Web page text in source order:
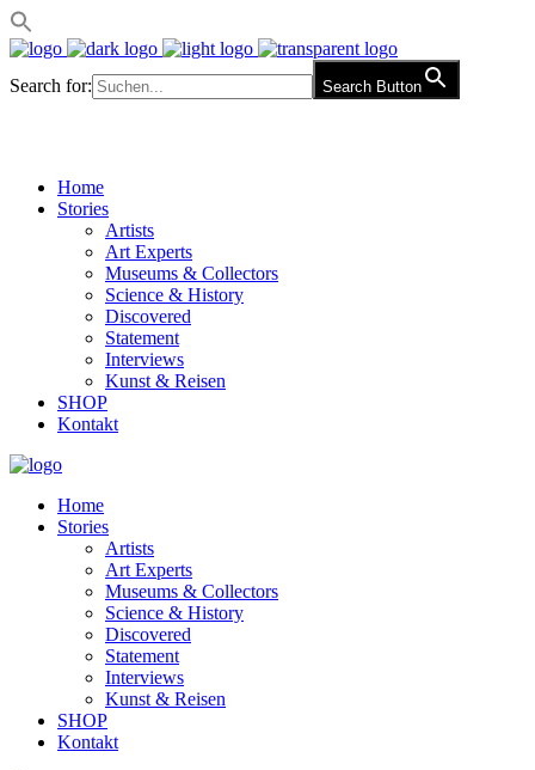
Search for: Search Button
Home
Stories
Artists
Art Experts
Museums & Collectors
Science & History
Discovered
Statement
Interviews
Kunst & Reisen
SHOP
Kontakt
Home
Stories
Artists
Art Experts
Museums & Collectors
Science & History
Discovered
Statement
Interviews
Kunst & Reisen
SHOP
Kontakt